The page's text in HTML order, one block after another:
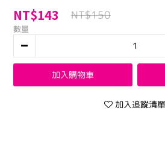
NT$143 NT$150
數量
加入購物車
加入追蹤清單